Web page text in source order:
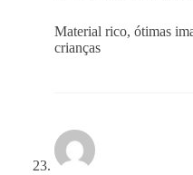
Material rico, ótimas
crianças